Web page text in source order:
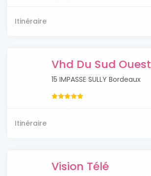
Itinéraire
Vhd Du Sud Ouest
15 IMPASSE SULLY Bordeaux
Itinéraire
Vision Télé